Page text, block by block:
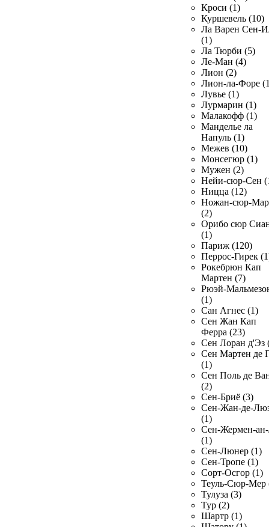
Кроси (1)
Куршевель (10)
Ла Варен Сен-
(1)
Ла Тюрби (5)
Ле-Ман (4)
Лион (2)
Лион-ла-Форе
Лувье (1)
Лурмарин (1)
Малакофф (1)
Манделье ла
Напуль (1)
Межев (10)
Монсегюр (1)
Мужен (2)
Нейи-сюр-Сен
Ницца (12)
Ножан-сюр-
(2)
Орибо сюр
(1)
Париж (120)
Перрос-Гирек
Рокебрюн Кап
Мартен (7)
Рюэй-
(1)
Сан Агнес (1)
Сен Жан Кап
Ферра (23)
Сен Лоран д'Эз
Сен Мартен де
(1)
Сен Поль де
(2)
Сен-Бриё (3)
Сен-Жан-де-
(1)
Сен-Жермен-
(1)
Сен-Люнер (1)
Сен-Тропе (1)
Сорт-Осгор (1)
Теуль-Сюр-Мер
Тулуза (3)
Тур (2)
Шартр (1)